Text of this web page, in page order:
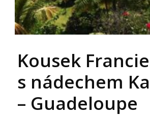
Kousek Francie
s nádechem
– Guadeloupe